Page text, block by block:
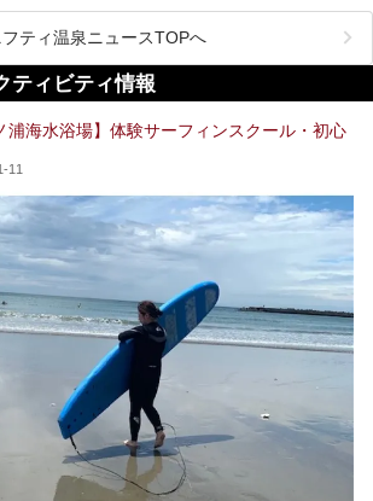
たるまで魅力をたっぷり堪能してきたので、その全容
、ロウリュウなど、心ゆくまで楽しむためのサービス
した施設も多くみられます。
そんなサウナにこだわった、大阪府内のオススメ温
湯・スパを30件紹介したいと思います！
フティ温泉ニュースTOPへ
ティビティ情報
浦海水浴場】体験サーフィンスクール・初心
11